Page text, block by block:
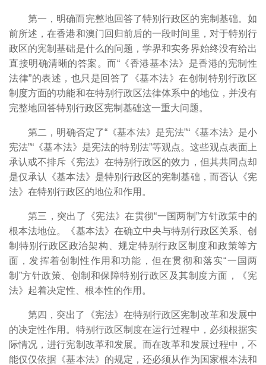
第一，明确而完整地回答了特别行政区的宪制基础。如
前所述，在香港和澳门回归前后的一段时间里，对于特别行
政区的宪制基础是什么的问题，学界和实务界始终没有给出
直接明确清晰的答案。而“《香港基本法》是香港的宪制性
法律”的表述，也只是回答了《基本法》在创制特别行政区
制度方面的功能和在特别行政区法律体系中的地位，并没有
完整地回答特别行政区宪制基础这一重大问题。
第二，明确否定了“《基本法》是宪法”“《基本法》是小
宪法”“《基本法》是宪法的特别法”等观点。这些观点表面上
承认或不排斥《宪法》在特别行政区的效力，但其共同点却
是仅承认《基本法》是特别行政区的宪制基础，而否认《宪
法》在特别行政区的地位和作用。
第三，突出了《宪法》在贯彻“一国两制”方针政策中的
根本法地位。《基本法》在确立中央与特别行政区关系、创
制特别行政区政治架构、规定特别行政区制度和政策等方
面，发挥着创制性作用和功能，但在贯彻和落实“一国两
制”方针政策、创制和保障特别行政区及其制度方面，《宪
法》起着决定性、根本性的作用。
第四，突出了《宪法》在特别行政区宪制改革和发展中
的决定性作用。特别行政区制度在运行过程中，必须根据实
际情况，进行宪制改革和发展。而在改革和发展过程中，不
能仅仅依据《基本法》的规定，还必须从作为国家根本法和